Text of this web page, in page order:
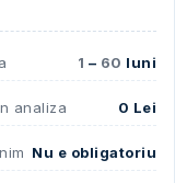
1 – 60 luni
analiza 0 Lei
Nu e obligatoriu